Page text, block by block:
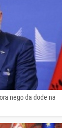
nego da dođe na